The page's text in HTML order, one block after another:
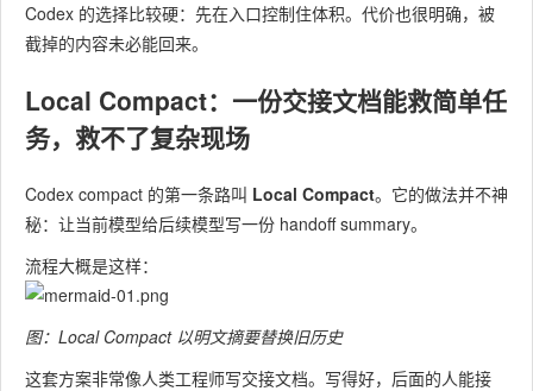
Codex 的选择比较硬：先在入口控制住体积。代价也很明确，被
截掉的内容未必能回来。
Local Compact​：一份交接文档能救简单任
务，救不了复杂现场
Codex compact 的第一条路叫 ​ Local Compact​。它的做法并不神
秘：让当前模型给后续模型写一份 handoff summary。
流程大概是这样：
图：Local Compact 以明文摘要替换旧历史
这套方案非常像人类工程师写交接文档。写得好，后面的人能接